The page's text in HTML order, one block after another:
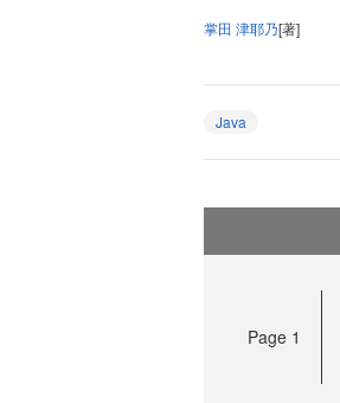
掌田 津耶乃[著]
Java
Page 1